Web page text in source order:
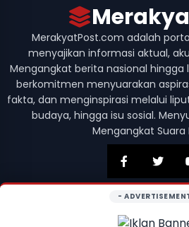
-
MerakyatPost.com adalah
menyajikan informasi aktual,
Mengangkat berita nasional hingga
berkomitmen menyuarakan
fakta, dan menginspirasi melalui
budaya, hingga isu sosial.
Mengangkat Suara
© 2026 Merakyatpost. Hak Cipta